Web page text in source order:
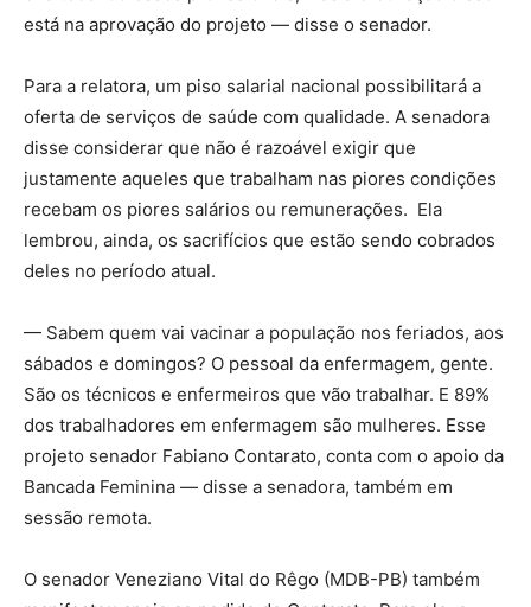
está na aprovação do projeto — disse o senador.
Para a relatora, um piso salarial nacional possibilitará a
oferta de serviços de saúde com qualidade. A senadora
disse considerar que não é razoável exigir que
justamente aqueles que trabalham nas piores condições
recebam os piores salários ou remunerações. Ela
lembrou, ainda, os sacrifícios que estão sendo cobrados
deles no período atual.
— Sabem quem vai vacinar a população nos feriados, aos
sábados e domingos? O pessoal da enfermagem, gente.
São os técnicos e enfermeiros que vão trabalhar. E 89%
dos trabalhadores em enfermagem são mulheres. Esse
projeto senador Fabiano Contarato, conta com o apoio da
Bancada Feminina — disse a senadora, também em
sessão remota.
O senador Veneziano Vital do Rêgo (MDB-PB) também